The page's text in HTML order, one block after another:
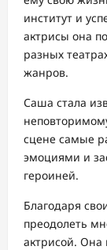
институт и
актрисы она
разных
жанров.
Саша стала
сцене самые
эмоциями и
героиней.
Благодаря
преодолеть
актрисой. Она